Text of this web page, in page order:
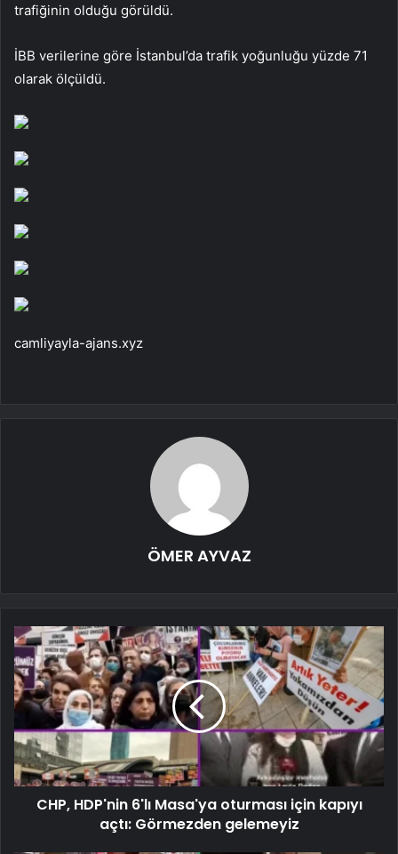
trafiğinin olduğu görüldü.
İBB verilerine göre İstanbul’da trafik yoğunluğu yüzde 71
olarak ölçüldü.
camliyayla-ajans.xyz
ÖMER AYVAZ
CHP, HDP'nin 6'lı Masa'ya oturması için kapıyı
açtı: Görmezden gelemeyiz